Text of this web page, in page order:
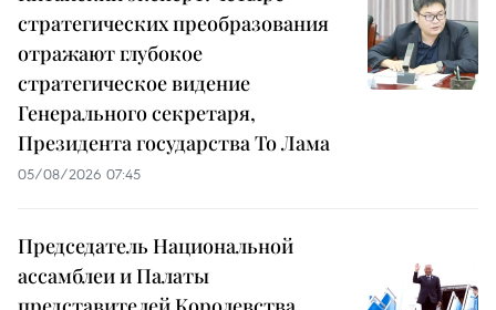
стратегических преобразования
отражают глубокое
стратегическое видение
Генерального секретаря,
Президента государства То Лама
05/08/2026 07:45
Председатель Национальной
ассамблеи и Палаты